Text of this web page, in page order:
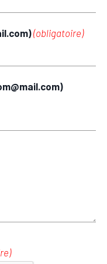
(obligatoire)